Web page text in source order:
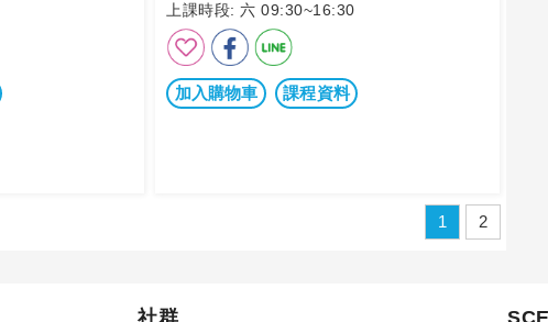
上課時段: 六 09:30~16:30
加入購物車 課程資料
1 2
社群 SCE